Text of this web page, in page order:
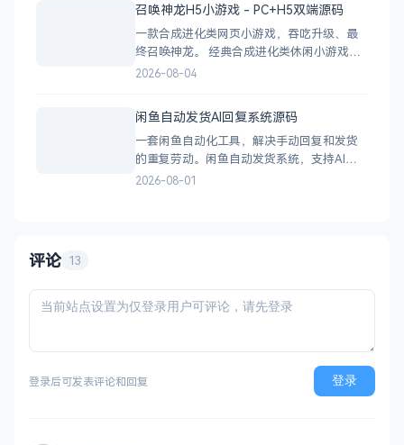
建。 核心功能 会员系统：自定义价格、会
员等级 分销系统：代理商机制、佣金
召唤神龙H5小游戏 - PC+H5双端源码
一款合成进化类网页小游戏，吞吃升级、最
终召唤神龙。 经典合成进化类休闲小游戏，
双版本可选：正常版挑战通关、无敌版轻松
略，循序渐进挑战通关 无敌版：无失败压
力，轻松快速合成升级，纯休
2026-08-04
闲鱼自动发货AI回复系统源码
一套闲鱼自动化工具，解决手动回复和发货
的重复劳动。闲鱼自动发货系统，支持AI智
能回复、多账号管理、订单自动处理、数据
2026-08-01
评论 13
登录后可发表评论和回复 登录